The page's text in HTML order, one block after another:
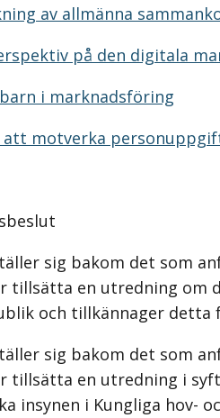
av allmänna
på den digitala
i marknadsföring
att motverka
sig bakom det som
tillsätta en utredning om
och tillkännager detta
sig bakom det som
tillsätta en utredning i
insynen i Kungliga hov-